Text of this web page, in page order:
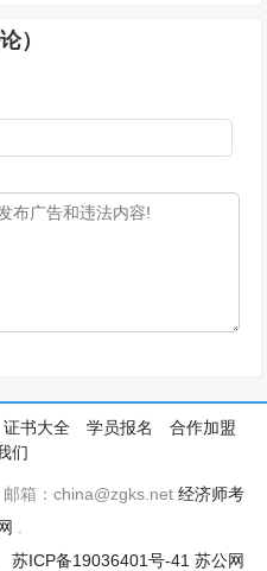
）
证书大全 学员报名
合作加盟
们
邮箱：china@zgks.net经济师考
苏ICP备19036401号-41 苏公网